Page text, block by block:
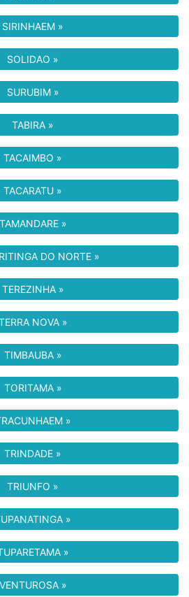
SIRINHAEM »
SOLIDAO »
SURUBIM »
TABIRA »
TACAIMBO »
TACARATU »
TAMANDARE »
DO NORTE »
TEREZINHA »
NOVA »
TIMBAUBA »
TORITAMA »
»
TRINDADE »
TRIUNFO »
»
»
VENTUROSA »